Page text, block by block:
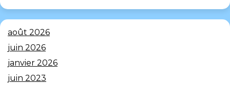
août 2026
juin 2026
janvier 2026
juin 2023